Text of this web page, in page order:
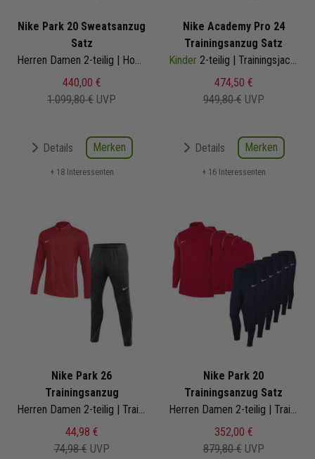
Nike Park 20 Sweatsanzug
Satz
Herren Damen 2-teilig | Hoody Jogginghose | Jogginganzug Satz
440,00 €
1.099,80 € UVP
Details Merken
+ 18 Interessenten
Nike Academy Pro 24
Trainingsanzug Satz
Kinder 2-teilig | Trainingsjacke Trainingshose
474,50 €
949,80 € UVP
Details Merken
+ 16 Interessenten
Nike Park 26
Trainingsanzug
Herren Damen 2-teilig | Trainingsjacke Trainingshose
44,98 €
74,98 € UVP
Nike Park 20
Trainingsanzug Satz
Herren Damen 2-teilig | Trainingsjacke Jogginghose
352,00 €
879,80 € UVP